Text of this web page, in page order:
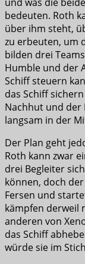
bedeuten. Roth
über ihm steht,
zu erbeuten, um
bilden drei
Humble und der
Schiff steuern
das Schiff
Nachhut und der
langsam in der
Der Plan geht
Roth kann zwar
drei Begleiter
können, doch
Fersen und
kämpfen derweil
anderen von
das Schiff
würde sie im